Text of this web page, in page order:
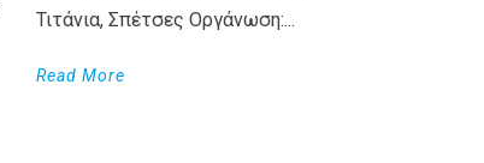
Τιτάνια, Σπέτσες Οργάνωση:...
Read More